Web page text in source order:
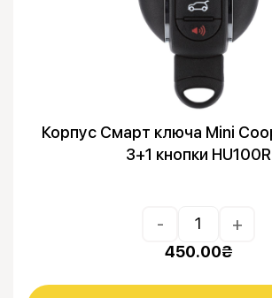
Корпус Смарт ключа Mini
3+1 кнопки HU100R
- +
450.00₴